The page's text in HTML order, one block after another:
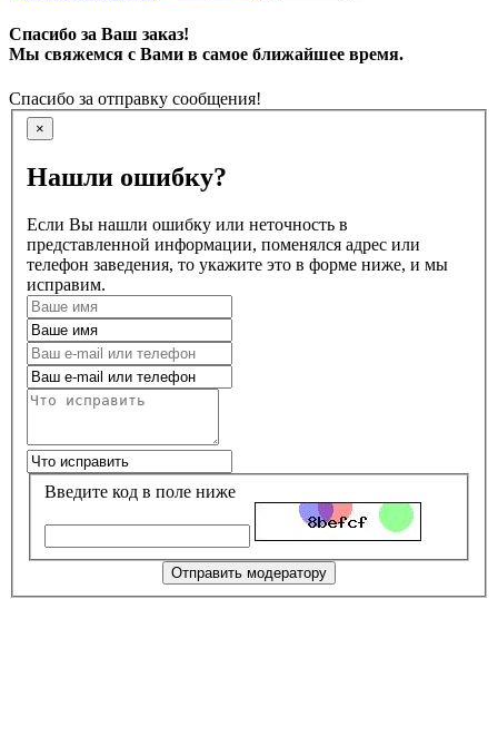
Спасибо за Ваш заказ!
Мы свяжемся с Вами в самое ближайшее время.
Спасибо за отправку сообщения!
×
Нашли ошибку?
Если Вы нашли ошибку или неточность в
представленной информации, поменялся адрес или
телефон заведения, то укажите это в форме ниже, и мы
исправим.
Введите код в поле ниже
Отправить модератору